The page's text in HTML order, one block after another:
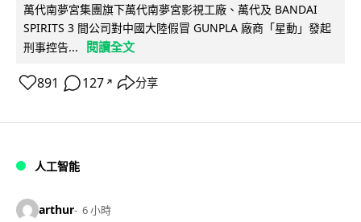
萬代南夢宮集團旗下萬代南夢宮影視工廠、萬代及 BANDAI
SPIRITS 3 間公司對中國大陸假冒 GUNPLA 廠商「星動」發起
刑事控告...
閱讀全文
891 127 ↗ 分享
人工智能
arthur 6 小時